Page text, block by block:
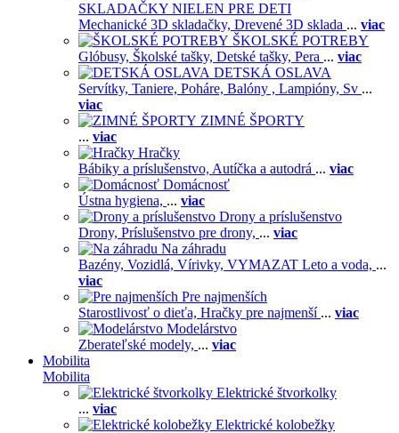
SKLADAČKY NIELEN PRE DETI
Mechanické 3D skladačky, Drevené 3D sklada ... viac
ŠKOLSKÉ POTREBY
Glóbusy, Školské tašky, Detské tašky, Pera ... viac
DETSKÁ OSLAVA
Servítky, Taniere, Poháre, Balóny , Lampióny, Sv ...
viac
ZIMNÉ ŠPORTY
... viac
Hračky
Bábiky a príslušenstvo, Autíčka a autodrá ... viac
Domácnosť
Ústna hygiena, ... viac
Drony a príslušenstvo
Drony, Príslušenstvo pre drony, ... viac
Na záhradu
Bazény, Vozidlá, Vírivky, VYMAZAT Leto a voda, ...
viac
Pre najmenších
Starostlivosť o dieťa, Hračky pre najmenší ... viac
Modelárstvo
Zberateľské modely, ... viac
Mobilita
Mobilita
Elektrické štvorkolky
... viac
Elektrické kolobežky